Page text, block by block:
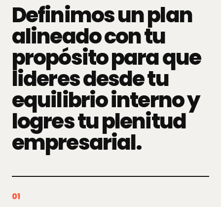
Definimos un plan
alineado con tu
propósito para que
lideres desde tu
equilibrio interno y
logres tu plenitud
empresarial.
01